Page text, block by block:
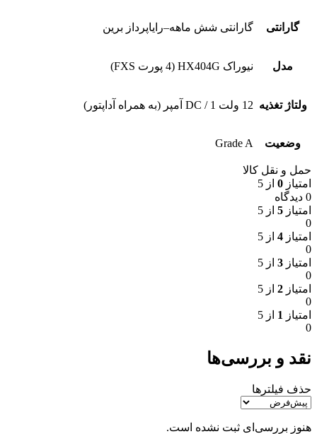
گارانتی گارانتی شش ماهه–رایاپرداز برین
مدل نیوراک HX404G (4 پورت FXS)
ولتاژ تغذیه 12 ولت DC / 1 آمپر (به همراه آداپتور)
وضعیت Grade A
حمل و نقل کالا
امتیاز 0 از 5
0 دیدگاه
امتیاز 5 از 5
0
امتیاز 4 از 5
0
امتیاز 3 از 5
0
امتیاز 2 از 5
0
امتیاز 1 از 5
0
نقد و بررسی‌ها
حذف فیلترها
هنوز بررسی‌ای ثبت نشده است.